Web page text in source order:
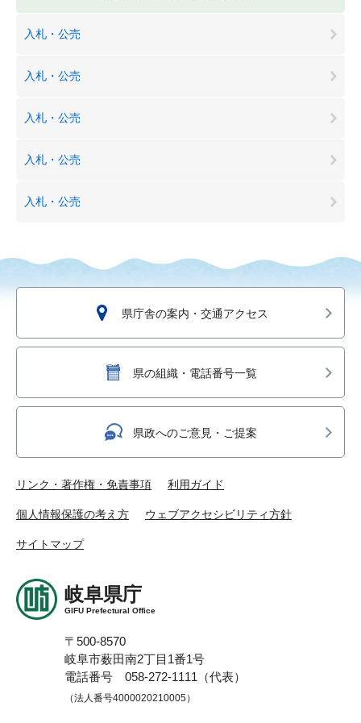
入札・公売
入札・公売
入札・公売
入札・公売
入札・公売
県庁舎の案内・交通アクセス
県の組織・電話番号一覧
県政へのご意見・ご提案
リンク・著作権・免責事項 利用ガイド
個人情報保護の考え方 ウェブアクセシビリティ方針
サイトマップ
岐阜県庁
GIFU Prefectural Office
〒500-8570
岐阜市薮田南2丁目1番1号
電話番号 058-272-1111（代表）
（法人番号4000020210005）